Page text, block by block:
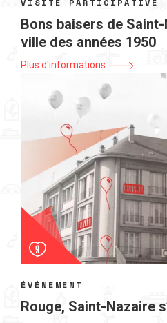
VISITE PARTICIPATIVE
Bons baisers de
ville des années 1950
Plus d'informations
ÉVÉNEMENT
Rouge, Saint-Nazaire